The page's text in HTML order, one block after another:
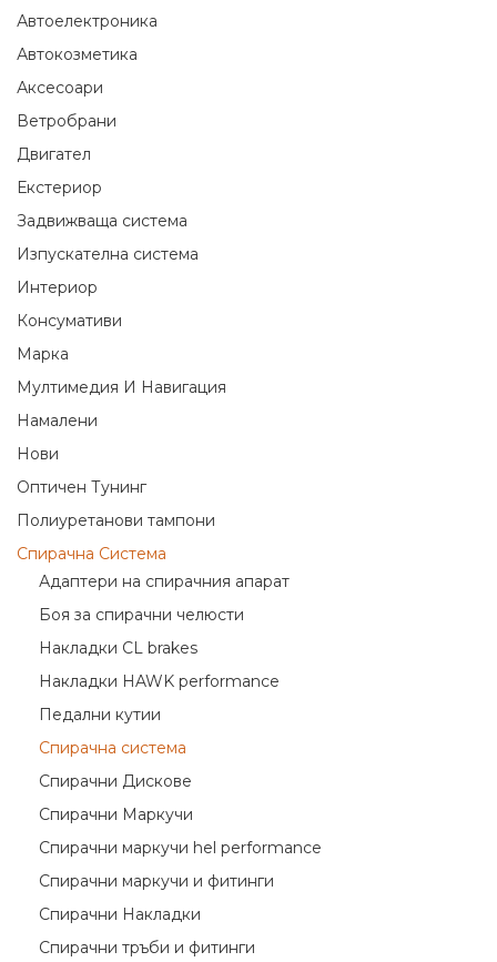
Автоелектроника
Автокозметика
Аксесоари
Ветробрани
Двигател
Екстериор
Задвижваща система
Изпускателна система
Интериор
Консумативи
Марка
Мултимедия И Навигация
Намалени
Нови
Оптичен Тунинг
Полиуретанови тампони
Спирачна Система
Адаптери на спирачния апарат
Боя за спирачни челюсти
Накладки CL brakes
Накладки HAWK performance
Педални кутии
Спирачна система
Спирачни Дискове
Спирачни Маркучи
Спирачни маркучи hel performance
Спирачни маркучи и фитинги
Спирачни Накладки
Спирачни тръби и фитинги